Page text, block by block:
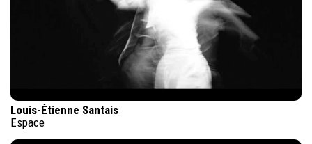
Louis-Étienne Santais
Espace